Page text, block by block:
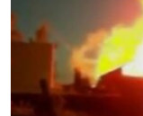
РАСПИСАНИЕ
ПОДПИШИТЕСЬ
СОЦИАЛЬНЫЕ СЕТИ